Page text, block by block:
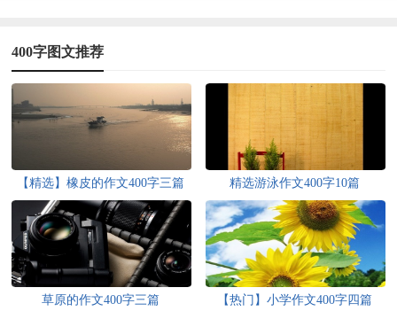
400字图文推荐
【精选】橡皮的作文400字三篇 精选游泳作文400字10篇
草原的作文400字三篇 【热门】小学作文400字四篇